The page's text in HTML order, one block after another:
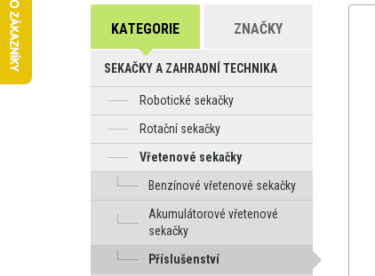
KATEGORIE ZNAČKY
SEKAČKY A ZAHRADNÍ TECHNIKA
Robotické sekačky
Rotační sekačky
Vřetenové sekačky
Benzínové vřetenové sekačky
Akumulátorové vřetenové
sekačky
Příslušenství